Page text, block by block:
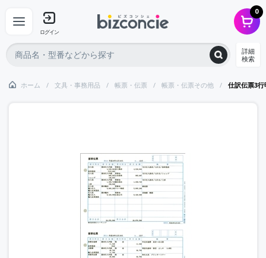
ログイン
0
詳細
検索
ホーム 文具・事務用品 帳票・伝票 帳票・伝票その他 仕訳伝票3